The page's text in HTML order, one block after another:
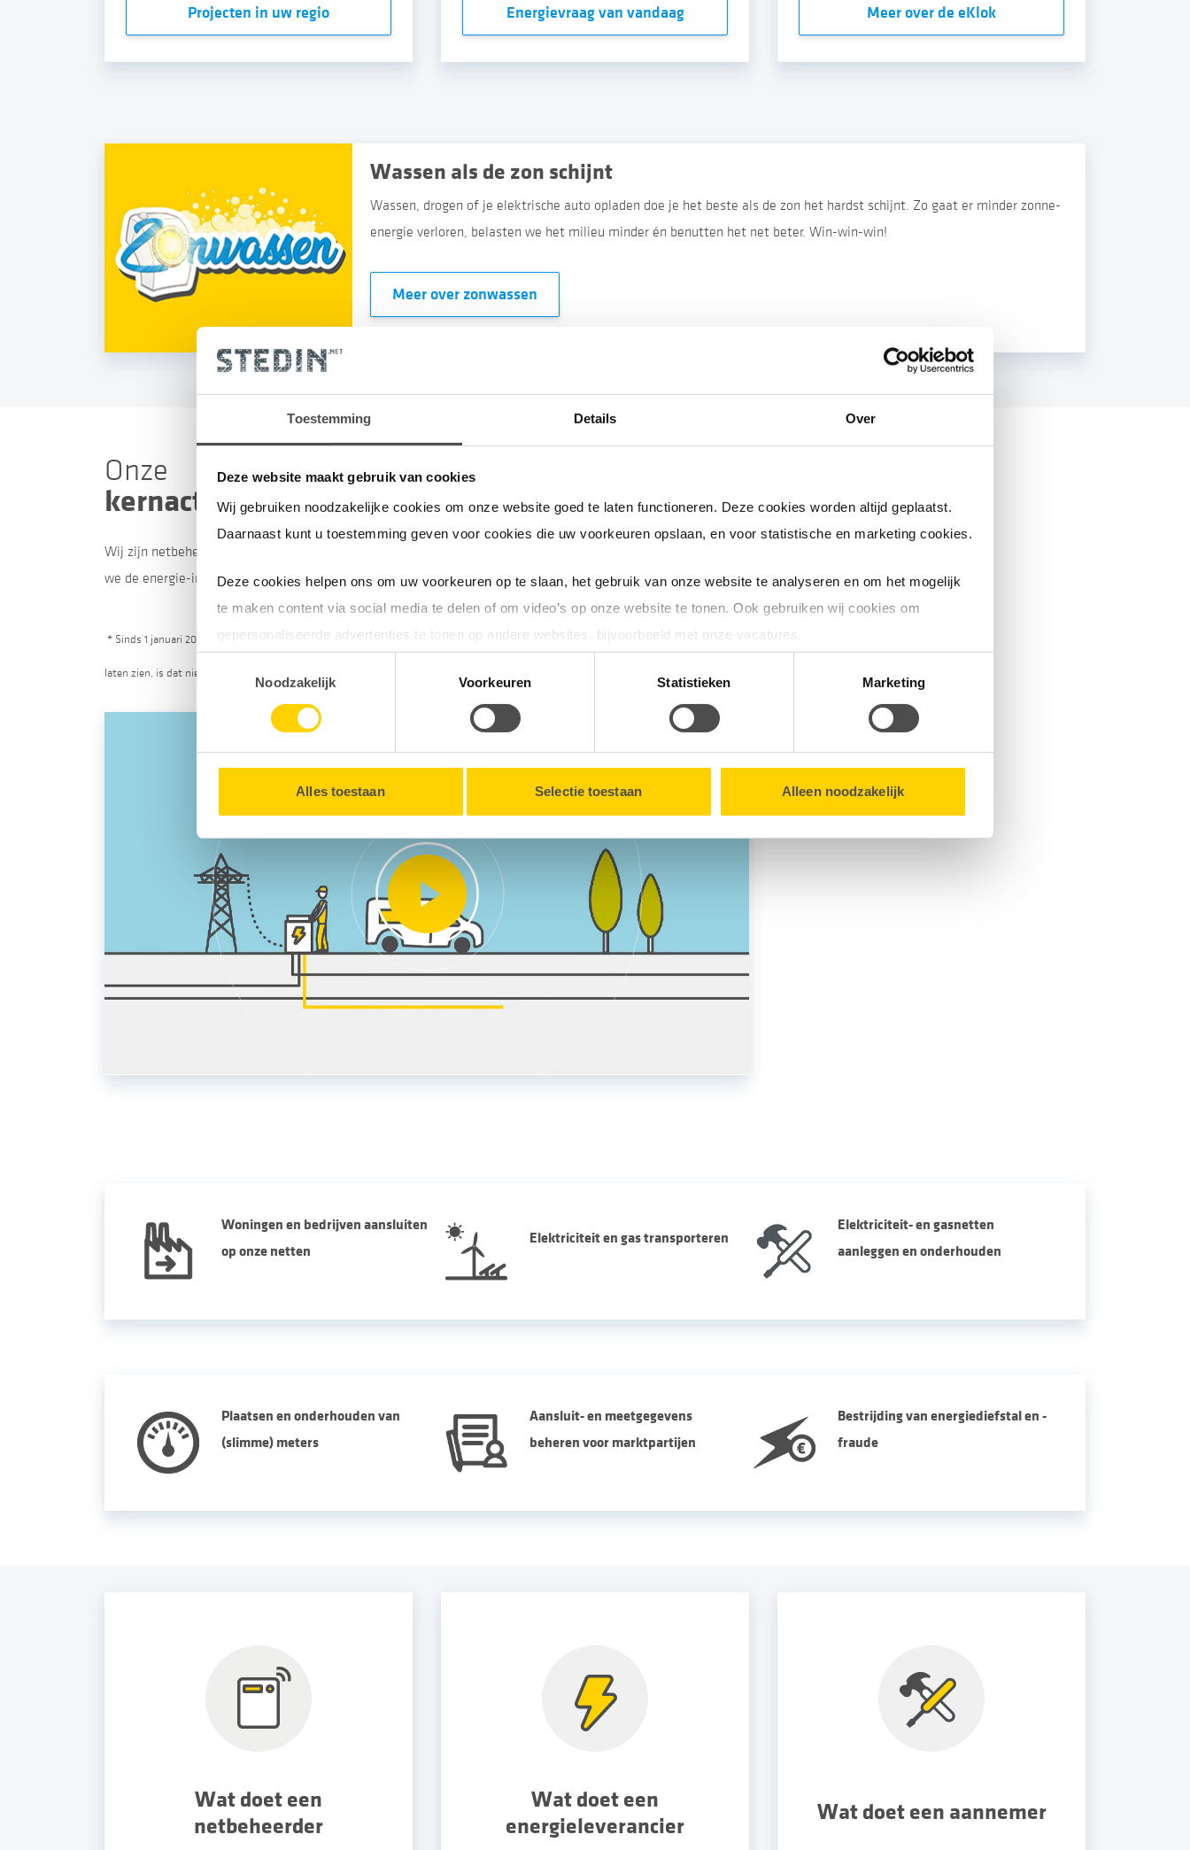
Toestemming Details Over
Deze website maakt gebruik van cookies
Wij gebruiken noodzakelijke cookies om onze website goed te laten functioneren. Deze cookies worden altijd geplaatst.
Daarnaast kunt u toestemming geven voor cookies die uw voorkeuren opslaan, en voor statistische en marketing cookies.
Deze cookies helpen ons om uw voorkeuren op te slaan, het gebruik van onze website te analyseren en om het mogelijk
te maken content via social media te delen of om video’s op onze website te tonen. Ook gebruiken wij cookies om
gepersonaliseerde advertenties te tonen op andere websites, bijvoorbeeld met onze vacatures.
Door gebruik te maken van optionele cookies verzamelen wij, samen met onze partners, informatie over u en volgen wij
uw surfgedrag binnen en buiten onze website.
U kunt uw toestemming op elk moment intrekken via deCookieverklaringonderaan onze website.
Noodzakelijk
Voorkeuren Statistieken Marketing
Alleen noodzakelijk
Selectie toestaan
Alles toestaan
Projecten in uw regio Energievraag van vandaag Meer over de eKlok
Wassen als de zon schijnt
Wassen, drogen of je elektrische auto opladen doe je het beste als de zon het hardst schijnt. Zo gaat er minder zonne-
energie verloren, belasten we het milieu minder én benutten het net beter. Win-win-win!
Meer over zonwassen
Onze
kernactiviteiten
Wij zijn netbeheerder in het grootste deel van Zuid-Holland en de provincies Utrecht en Zeeland*. Ook beheren
we de energie-infrastructuur in de regio’s Kennemerland, Amstelland en Noordoost-Friesland.
* Sinds 1 januari 2022 is Stedin ook netbeheerder in de provincie Zeeland. In onderstaande animatie waarin we onze verzorgingsgebieden
laten zien, is dat niet zichtbaar.
Woningen en bedrijven aansluiten
op onze netten
Elektriciteit en gas transporteren
Elektriciteit- en gasnetten
aanleggen en onderhouden
Plaatsen en onderhouden van
(slimme) meters
Aansluit- en meetgegevens
beheren voor marktpartijen
Bestrijding van energiediefstal en -
fraude
Wat doet een
netbeheerder
Wat doet een
energieleverancier
Wat doet een aannemer